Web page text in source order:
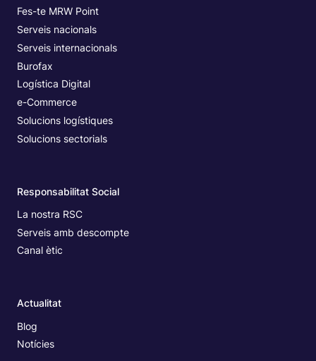
Fes-te MRW Point
Serveis nacionals
Serveis internacionals
Burofax
Logística Digital
e-Commerce
Solucions logístiques
Solucions sectorials
Responsabilitat Social
La nostra RSC
Serveis amb descompte
Canal ètic
Actualitat
Blog
Notícies